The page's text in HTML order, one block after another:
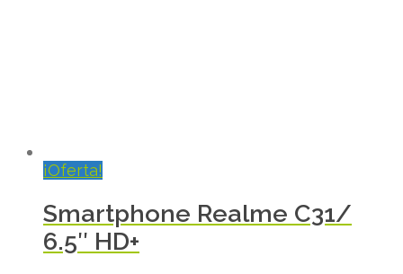
¡Oferta!
Smartphone Realme C31/
6.5″ HD+